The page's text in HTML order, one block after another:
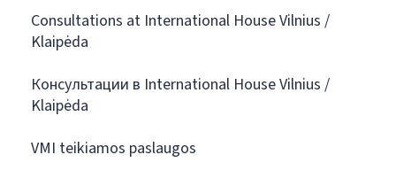
Consultations at International House Vilnius /
Klaipėda
Консультации в International House Vilnius /
Klaipėda
VMI teikiamos paslaugos